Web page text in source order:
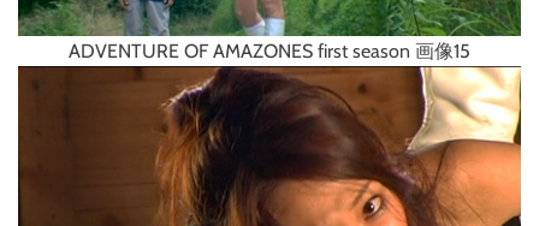
ADVENTURE OF AMAZONES first season 画像15